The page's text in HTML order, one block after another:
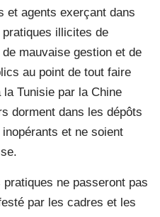
et agents exerçant dans
illicites de
mauvaise gestion et de
au point de tout faire
Tunisie par la Chine
dorment dans les dépôts
inopérants et ne soient
ne passeront pas
par les cadres et les